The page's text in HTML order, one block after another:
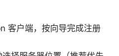
客户端，按向导完成注册